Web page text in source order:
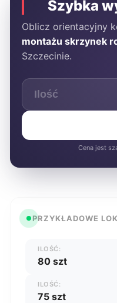
Szybka
Oblicz orientacyjny
montażu skrzynek
Szczecinie.
Cena jest
PRZYKŁADOWE
ILOŚĆ:
80 szt
ILOŚĆ:
75 szt